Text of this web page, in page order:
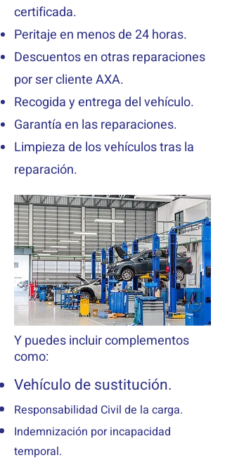
certificada.
Peritaje en menos de 24 horas.
Descuentos en otras reparaciones
por ser cliente AXA.
Recogida y entrega del vehículo.
Garantía en las reparaciones.
Limpieza de los vehículos tras la
reparación.
Y puedes incluir complementos
como:
Vehículo de sustitución.
Responsabilidad Civil de la carga.
Indemnización por incapacidad
temporal.